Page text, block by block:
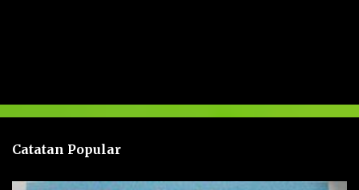
a
n
Catatan Popular